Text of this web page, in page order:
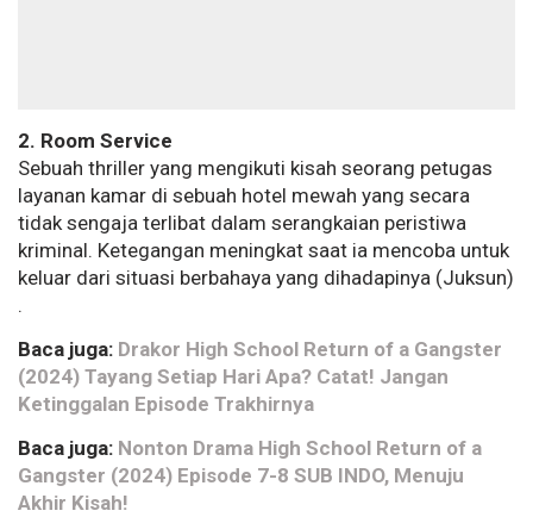
2. Room Service
Sebuah thriller yang mengikuti kisah seorang petugas
layanan kamar di sebuah hotel mewah yang secara
tidak sengaja terlibat dalam serangkaian peristiwa
kriminal. Ketegangan meningkat saat ia mencoba untuk
keluar dari situasi berbahaya yang dihadapinya​ (Juksun)​
.
Baca juga: Drakor High School Return of a Gangster
(2024) Tayang Setiap Hari Apa? Catat! Jangan
Ketinggalan Episode Trakhirnya
Baca juga: Nonton Drama High School Return of a
Gangster (2024) Episode 7-8 SUB INDO, Menuju
Akhir Kisah!